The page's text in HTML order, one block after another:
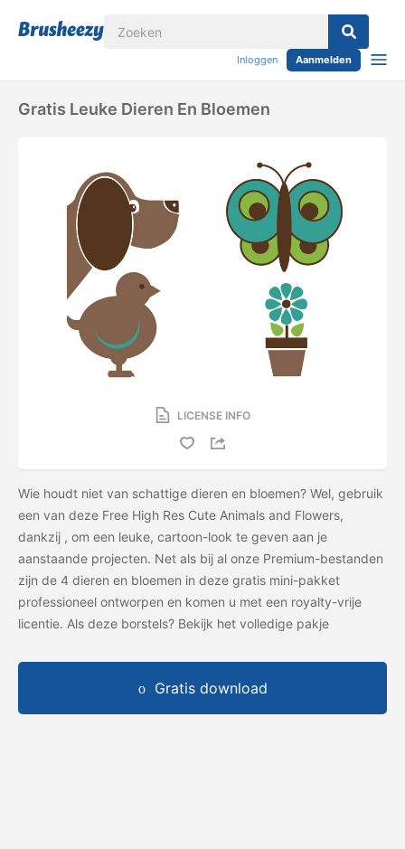
Inloggen Aanmelden
Gratis Leuke Dieren En Bloemen
LICENSE INFO
Wie houdt niet van schattige dieren en bloemen? Wel, gebruik
een van deze Free High Res Cute Animals and Flowers,
dankzij , om een ​​leuke, cartoon-look te geven aan je
aanstaande projecten. Net als bij al onze Premium-bestanden
zijn de 4 dieren en bloemen in deze gratis mini-pakket
professioneel ontworpen en komen u met een royalty-vrije
licentie. Als deze borstels? Bekijk het volledige pakje
Gratis download